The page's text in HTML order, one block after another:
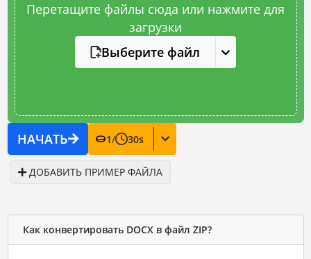
Перетащите файлы сюда или нажмите для
загрузки
Выберите файл
НАЧАТЬ 1/ 30s
ДОБАВИТЬ ПРИМЕР ФАЙЛА
Как конвертировать DOCX в файл ZIP?